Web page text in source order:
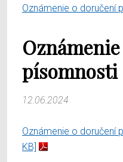
Samospráva
O obci
Oznámenie o doručení
písomnosti
12.06.2024
Oznámenie o doručení
KB]